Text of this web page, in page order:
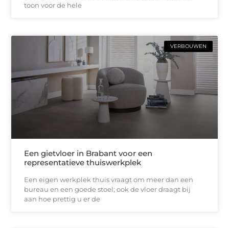
toon voor de hele
VERBOUWEN
Een gietvloer in Brabant voor een
representatieve thuiswerkplek
Een eigen werkplek thuis vraagt om meer dan een
bureau en een goede stoel; ook de vloer draagt bij
aan hoe prettig u er de